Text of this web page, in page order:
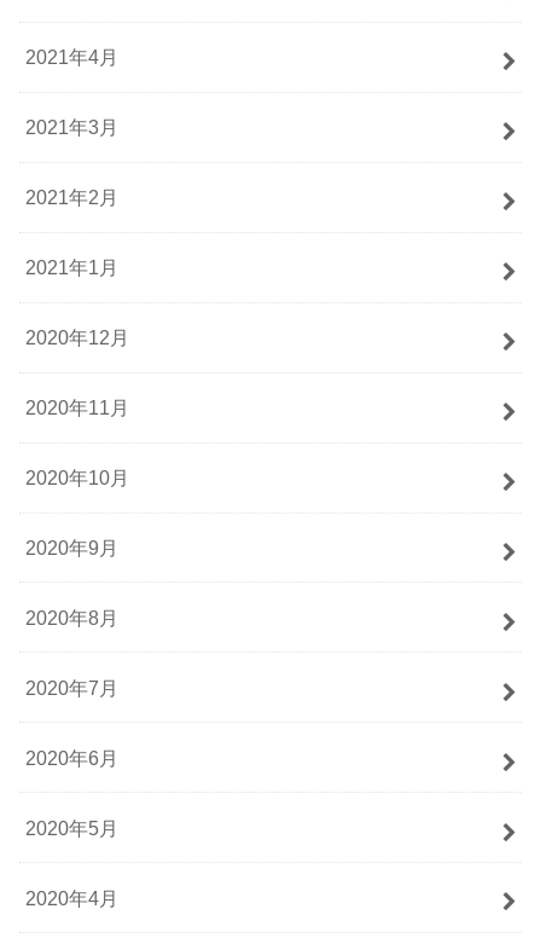
2021年4月
2021年3月
2021年2月
2021年1月
2020年12月
2020年11月
2020年10月
2020年9月
2020年8月
2020年7月
2020年6月
2020年5月
2020年4月